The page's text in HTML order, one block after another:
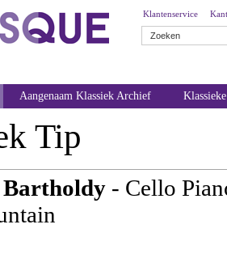
Klantenservice
Aangenaam Klassiek Archief
Tip
Bartholdy - Cello